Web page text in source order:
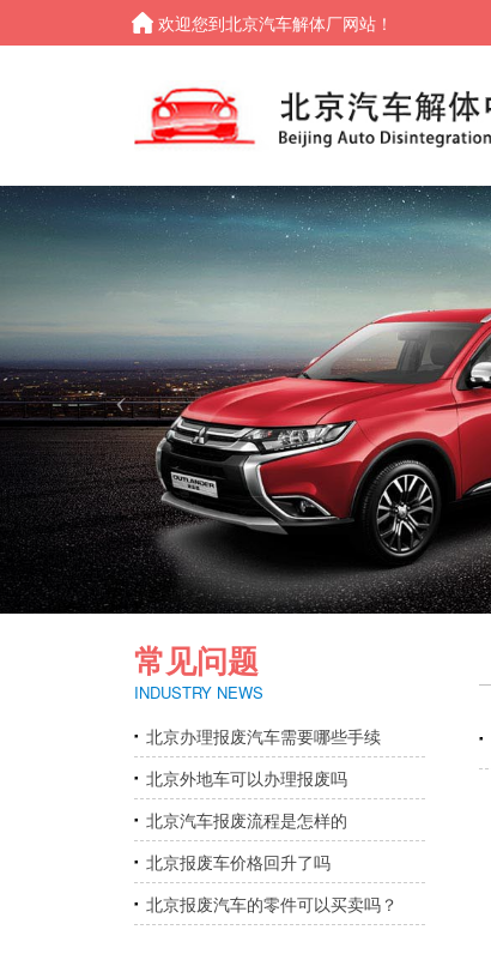
欢迎您到北京汽车解体厂网站！
常见问题
INDUSTRY NEWS
北京办理报废汽车需要哪些手续
北京外地车可以办理报废吗
北京汽车报废流程是怎样的
北京报废车价格回升了吗
北京报废汽车的零件可以买卖吗？